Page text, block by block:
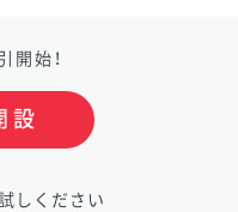
開始！
設
しください